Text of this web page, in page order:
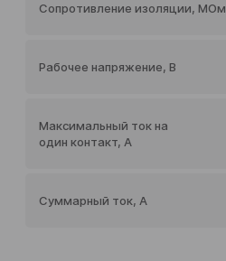
Сопротивление изоляции, МОм
Рабочее напряжение, В
Максимальный ток на
один контакт, А
Суммарный ток, А